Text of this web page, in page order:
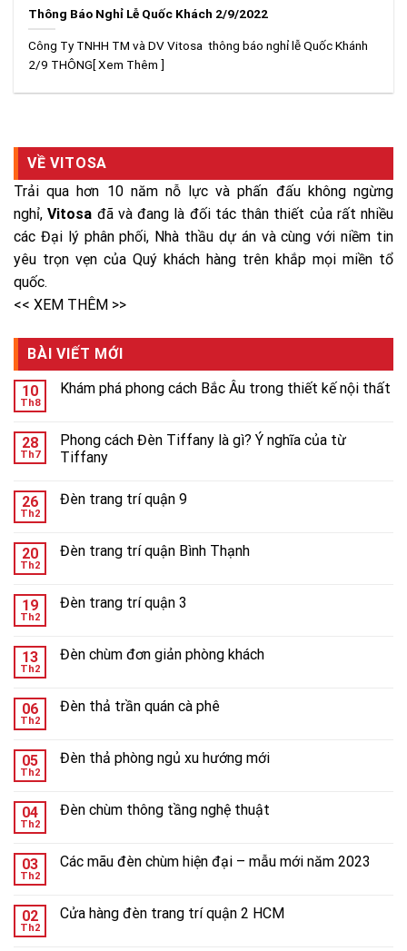
Thông Báo Nghỉ Lễ Quốc Khách 2/9/2022
Công Ty TNHH TM và DV Vitosa thông báo nghỉ lễ Quốc Khánh
2/9 THÔNG[ Xem Thêm ]
VỀ VITOSA
Trải qua hơn 10 năm nỗ lực và phấn đấu không ngừng
nghỉ,Vitosa đã và đang là đối tác thân thiết của rất nhiều
các Đại lý phân phối, Nhà thầu dự án và cùng với niềm tin
yêu trọn vẹn của Quý khách hàng trên khắp mọi miền tổ
quốc.
<< XEM THÊM >>
BÀI VIẾT MỚI
10
Th8
Khám phá phong cách Bắc Âu trong thiết kế nội thất
28
Th7
Phong cách Đèn Tiffany là gì? Ý nghĩa của từ
Tiffany
26
Th2
Đèn trang trí quận 9
20
Th2
Đèn trang trí quận Bình Thạnh
19
Th2
Đèn trang trí quận 3
13
Th2
Đèn chùm đơn giản phòng khách
06
Th2
Đèn thả trần quán cà phê
05
Th2
Đèn thả phòng ngủ xu hướng mới
04
Th2
Đèn chùm thông tầng nghệ thuật
03
Th2
Các mãu đèn chùm hiện đại – mẫu mới năm 2023
02
Th2
Cửa hàng đèn trang trí quận 2 HCM